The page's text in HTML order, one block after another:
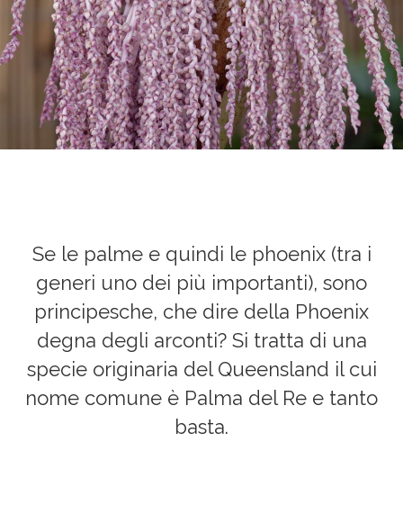
Ristoranti
e bar
Centro
Benessere
Banqueting
Eventi
Ipomea
PAR
Se le palme e quindi le phoenix (tra i
generi uno dei più importanti), sono
principesche, che dire della Phoenix
degna degli arconti? Si tratta di una
specie originaria del Queensland il cui
nome comune è Palma del Re e tanto
basta.